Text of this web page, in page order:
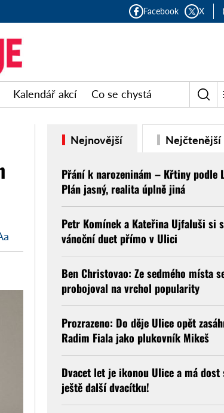
Facebook X
Kalendář akcí Co se chystá
Nejnovější Nejčtenější
Přání k narozeninám – Křtiny podle
Plán jasný, realita úplně jiná
Petr Komínek a Kateřina Ujfaluši si
vánoční duet přímo v Ulici
Ben Christovao: Ze sedmého místa
probojoval na vrchol popularity
Prozrazeno: Do děje Ulice opět
Radim Fiala jako plukovník Mikeš
Dvacet let je ikonou Ulice a má dost
ještě další dvacítku!